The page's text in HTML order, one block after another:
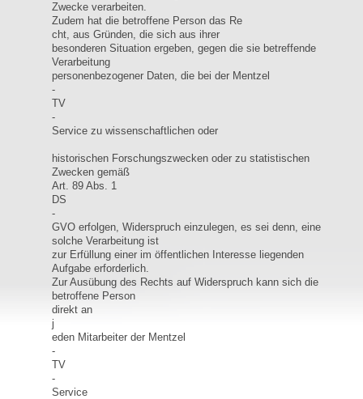
Zwecke verarbeiten.
Zudem hat die betroffene Person das Re
cht, aus Gründen, die sich aus ihrer
besonderen Situation ergeben, gegen die sie betreffende
Verarbeitung
personenbezogener Daten, die bei der Mentzel
-
TV
-
Service zu wissenschaftlichen oder
historischen Forschungszwecken oder zu statistischen
Zwecken gemäß
Art. 89 Abs. 1
DS
-
GVO erfolgen, Widerspruch einzulegen, es sei denn, eine
solche Verarbeitung ist
zur Erfüllung einer im öffentlichen Interesse liegenden
Aufgabe erforderlich.
Zur Ausübung des Rechts auf Widerspruch kann sich die
betroffene Person
direkt an
j
eden Mitarbeiter der Mentzel
-
TV
-
Service